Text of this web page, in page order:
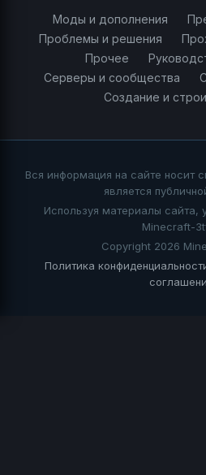
Моды и дополнения
Проблемы и решения
Прочее
Серверы и сообщества
Создание и
Вся информация на сайте носит
является
Используя материалы сайта,
Minecraft-
Copyright 2026
Политика